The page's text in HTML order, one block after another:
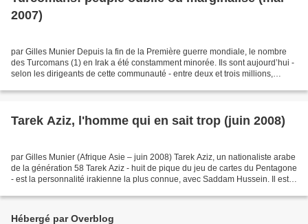
2007)
par Gilles Munier Depuis la fin de la Première guerre mondiale, le nombre
des Turcomans (1) en Irak a été constamment minorée. Ils sont aujourd’hui -
selon les dirigeants de cette communauté - entre deux et trois millions,
Tarek Aziz, l'homme qui en sait trop (juin 2008)
par Gilles Munier (Afrique Asie – juin 2008) Tarek Aziz, un nationaliste arabe
de la génération 58 Tarek Aziz - huit de pique du jeu de cartes du Pentagone
- est la personnalité irakienne la plus connue, avec Saddam Hussein. Il est
Hébergé par Overblog